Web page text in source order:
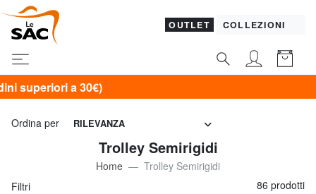
OUTLET COLLEZIONI
Ordina per RILEVANZA
Trolley Semirigidi
Home
Trolley Semirigidi
Filtri
86 prodotti